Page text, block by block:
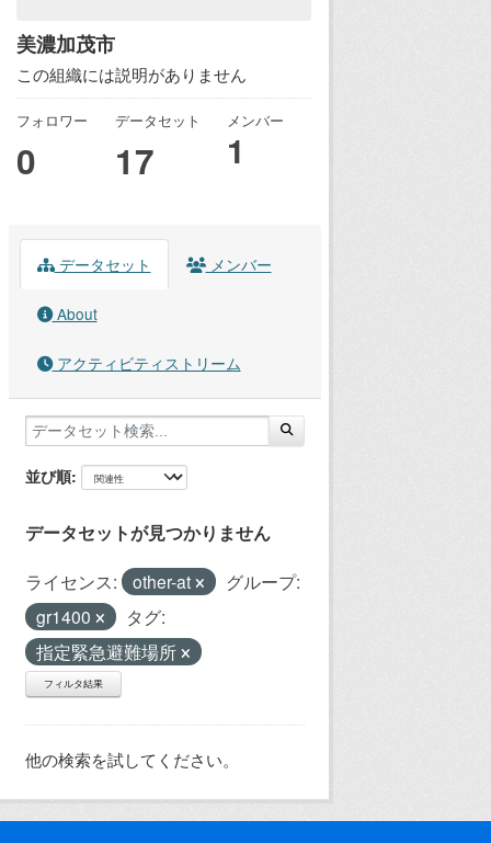
美濃加茂市
この組織には説明がありません
フォロワー
0
データセット
17
メンバー
1
データセット メンバー
About
アクティビティストリーム
並び順
データセットが見つかりません
ライセンス: other-at
グループ:
gr1400
タグ:
指定緊急避難場所
フィルタ結果
他の検索を試してください。